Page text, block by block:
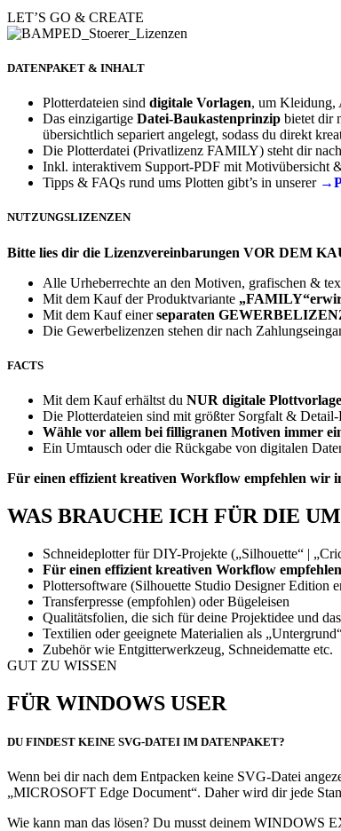
Whatsapp
LET’S GO & CREATE
DATENPAKET & INHALT
Plotterdateien sind digitale Vorlagen, um Kleidung,
Das einzigartige Datei-Baukastenprinzip bietet dir
übersichtlich separiert angelegt, sodass du direkt
Die Plotterdatei (Privatlizenz FAMILY) steht dir
Inkl. interaktivem Support-PDF mit Motivübersicht
Tipps & FAQs rund ums Plotten gibt’s in unserer
NUTZUNGSLIZENZEN
Bitte lies dir die Lizenzvereinbarungen VOR DEM
Alle Urheberrechte an den Motiven, grafischen &
Mit dem Kauf der Produktvariante
Mit dem Kauf einerseparaten
Die Gewerbelizenzen stehen dir nach
FACTS
Mit dem Kauf erhältst du NUR digitale
Die Plotterdateien sind mit größter Sorgfalt &
Wähle vor allem bei filligranen Motiven immer
Ein Umtausch oder die Rückgabe von digitalen
Für einen effizient kreativen Workflow empfehlen wir
WAS BRAUCHE ICH FÜR DIE
Schneideplotter für DIY-Projekte („Silhouette“ |
Für einen effizient kreativen Workflow
Plottersoftware (Silhouette Studio Designer Edition
Transferpresse (empfohlen) oder Bügeleisen
Qualitätsfolien, die sich für deine Projektidee und
Textilien oder geeignete Materialien als
Zubehör wie Entgitterwerkzeug, Schneidematte etc.
GUT ZU WISSEN
FÜR WINDOWS USER
DU FINDEST KEINE SVG-DATEI IM DATENPAKET?
Wenn bei dir nach dem Entpacken keine SVG-Datei
„MICROSOFT Edge Document“. Daher wird dir jede
Wie kann man das lösen? Du musst deinem WINDOWS